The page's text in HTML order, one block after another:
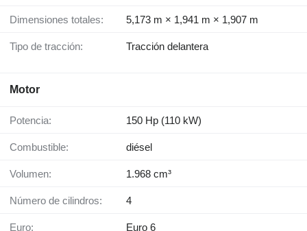
Dimensiones totales: 5,173 m × 1,941 m × 1,907 m
Tipo de tracción: Tracción delantera
Motor
Potencia: 150 Hp (110 kW)
Combustible: diésel
Volumen: 1.968 cm³
Número de cilindros: 4
Euro: Euro 6